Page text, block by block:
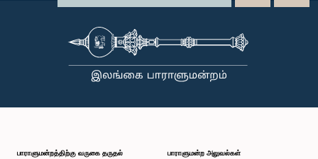
பாராளுமன்றத்திற்கு வருகை தருதல் பாராளுமன்ற அலுவல்கள்